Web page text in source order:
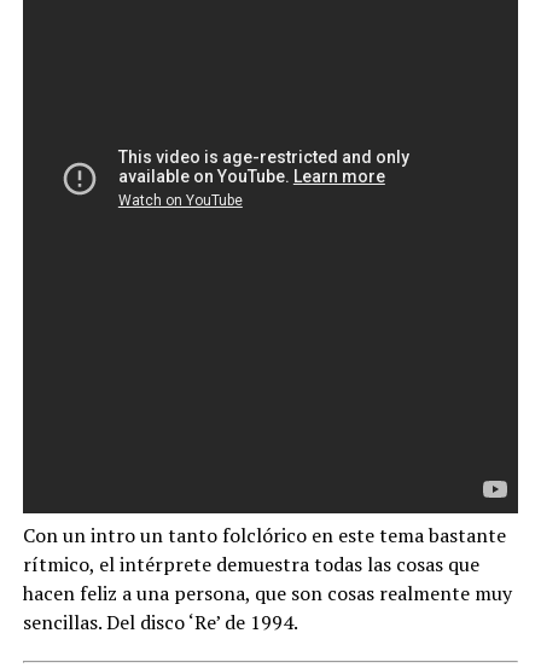
Con un intro un tanto folclórico en este tema bastante
rítmico, el intérprete demuestra todas las cosas que
hacen feliz a una persona, que son cosas realmente muy
sencillas. Del disco ‘Re’ de 1994.